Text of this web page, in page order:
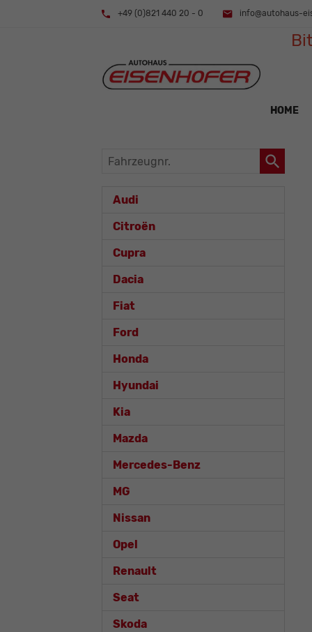
+49 (0)821 440 20 - 0 info@autohaus-
HOME
Fahrzeugnr.
Audi
Citroën
Cupra
Dacia
Fiat
Ford
Honda
Hyundai
Kia
Mazda
Mercedes-Benz
MG
Nissan
Opel
Renault
Seat
Skoda